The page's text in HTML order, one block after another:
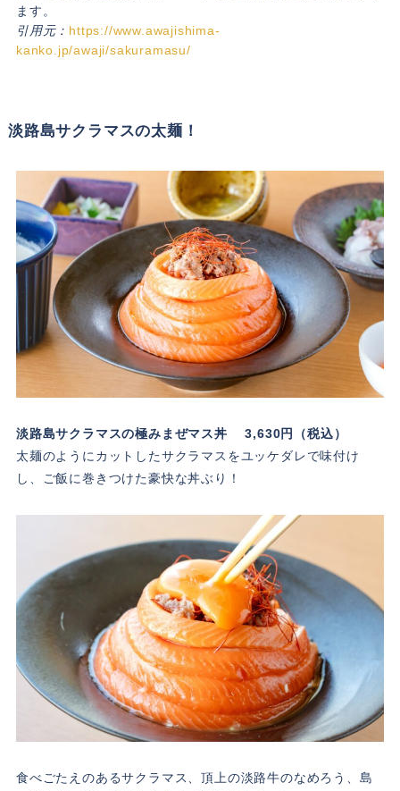
ます。
引用元： https://www.awajishima-
kanko.jp/awaji/sakuramasu/
淡路島サクラマスの太麺！
淡路島サクラマスの極みまぜマス丼 3,630円（税込）
太麺のようにカットしたサクラマスをユッケダレで味付け
し、ご飯に巻きつけた豪快な丼ぶり！
食べごたえのあるサクラマス、頂上の淡路牛のなめろう、島